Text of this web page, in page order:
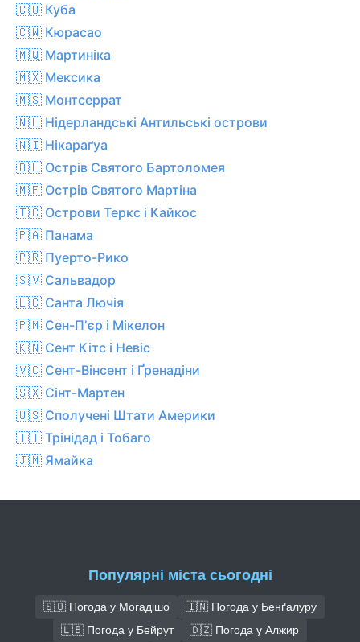
🇨🇺 Куба
🇨🇼 Кюрасао
🇲🇶 Мартиніка
🇲🇽 Мексика
🇲🇸 Монтсеррат
🇳🇱 Нідерландські Антильські острови
🇳🇮 Нікараґуа
🇧🇱 Острів Святого Бартоломея
🇲🇫 Острів Святого Мартіна
🇹🇨 Острови Теркс і Кайкос
🇵🇦 Панама
🇵🇷 Пуерто-Рико
🇸🇻 Сальвадор
🇱🇨 Санта Лючія
🇵🇲 Сен-Пʼєр і Мікелон
🇰🇳 Сент Кітс і Невіс
🇻🇨 Сент-Вінсент і Ґренадіни
🇸🇽 Сінт-Мартен
🇺🇸 Сполучені Штати Америки
🇹🇹 Трінідад і Тобаго
🇯🇲 Ямайка
Популярні міста сьогодні
🇸🇴 Погода у Могадішо
🇮🇳 Погода у Бенґалуру
🇱🇧 Погода у Бейрут
🇩🇿 Погода у Алжир